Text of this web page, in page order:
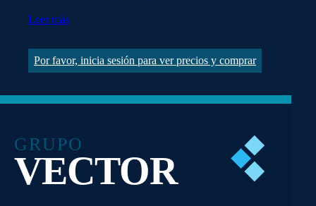
Leer más
Por favor, inicia sesión para ver precios y comprar
GRUPO
VECTOR